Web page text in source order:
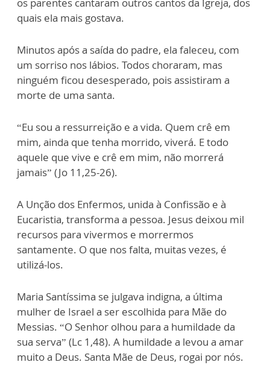
quais ela mais gostava.
Minutos após a saída do padre, ela faleceu, com
um sorriso nos lábios. Todos choraram, mas
ninguém ficou desesperado, pois assistiram a
morte de uma santa.
“Eu sou a ressurreição e a vida. Quem crê em
mim, ainda que tenha morrido, viverá. E todo
aquele que vive e crê em mim, não morrerá
jamais” (Jo 11,25-26).
A Unção dos Enfermos, unida à Confissão e à
Eucaristia, transforma a pessoa. Jesus deixou mil
recursos para vivermos e morrermos
santamente. O que nos falta, muitas vezes, é
utilizá-los.
Maria Santíssima se julgava indigna, a última
mulher de Israel a ser escolhida para Mãe do
Messias. “O Senhor olhou para a humildade da
sua serva” (Lc 1,48). A humildade a levou a amar
muito a Deus. Santa Mãe de Deus, rogai por nós.